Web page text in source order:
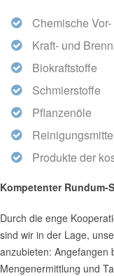
Chemische
Kraft- und
Biokraftstoffe
Schmierstoffe
Pflanzenöle
Produkte der
Kompetenter Rundum-
Durch die enge
sind wir in der Lage,
anzubieten: Angefangen
Mengenermittlung und